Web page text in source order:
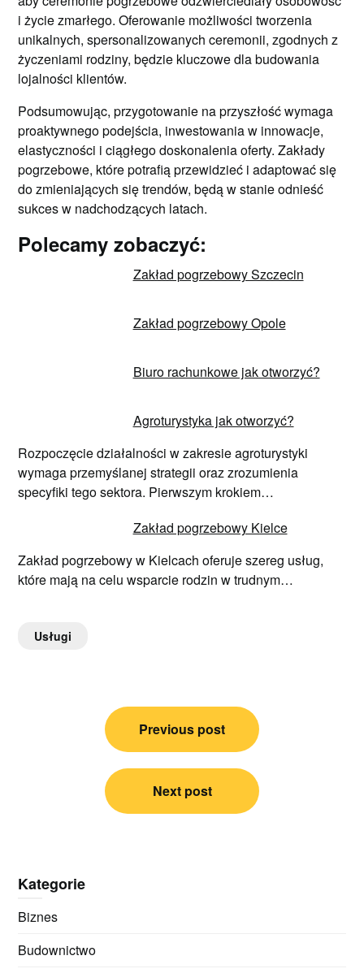
i życie zmarłego. Oferowanie możliwości tworzenia
unikalnych, spersonalizowanych ceremonii, zgodnych z
życzeniami rodziny, będzie kluczowe dla budowania
lojalności klientów.
Podsumowując, przygotowanie na przyszłość wymaga
proaktywnego podejścia, inwestowania w innowacje,
elastyczności i ciągłego doskonalenia oferty. Zakłady
pogrzebowe, które potrafią przewidzieć i adaptować się
do zmieniających się trendów, będą w stanie odnieść
sukces w nadchodzących latach.
Polecamy zobaczyć:
Zakład pogrzebowy Szczecin
Zakład pogrzebowy Opole
Biuro rachunkowe jak otworzyć?
Agroturystyka jak otworzyć?
Rozpoczęcie działalności w zakresie agroturystyki
wymaga przemyślanej strategii oraz zrozumienia
specyfiki tego sektora. Pierwszym krokiem…
Zakład pogrzebowy Kielce
Zakład pogrzebowy w Kielcach oferuje szereg usług,
które mają na celu wsparcie rodzin w trudnym…
Usługi
Nawigacja
Previous post
Next post
Kategorie
Biznes
Budownictwo